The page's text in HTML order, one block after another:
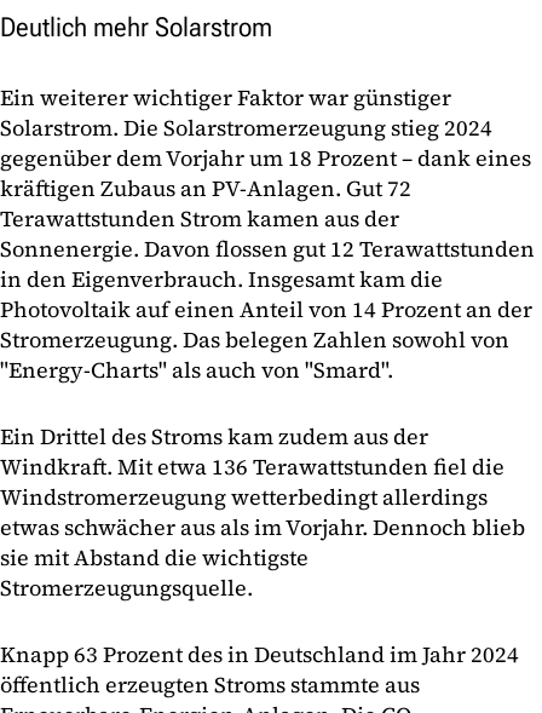
Deutlich mehr Solarstrom
Ein weiterer wichtiger Faktor war günstiger
Solarstrom. Die Solarstromerzeugung stieg 2024
gegenüber dem Vorjahr um 18 Prozent – dank eines
kräftigen Zubaus an PV-Anlagen. Gut 72
Terawattstunden Strom kamen aus der
Sonnenergie. Davon flossen gut 12 Terawattstunden
in den Eigenverbrauch. Insgesamt kam die
Photovoltaik auf einen Anteil von 14 Prozent an der
Stromerzeugung. Das belegen Zahlen sowohl von
"Energy-Charts" als auch von "Smard".
Ein Drittel des Stroms kam zudem aus der
Windkraft. Mit etwa 136 Terawattstunden fiel die
Windstromerzeugung wetterbedingt allerdings
etwas schwächer aus als im Vorjahr. Dennoch blieb
sie mit Abstand die wichtigste
Stromerzeugungsquelle.
Knapp 63 Prozent des in Deutschland im Jahr 2024
öffentlich erzeugten Stroms stammte aus